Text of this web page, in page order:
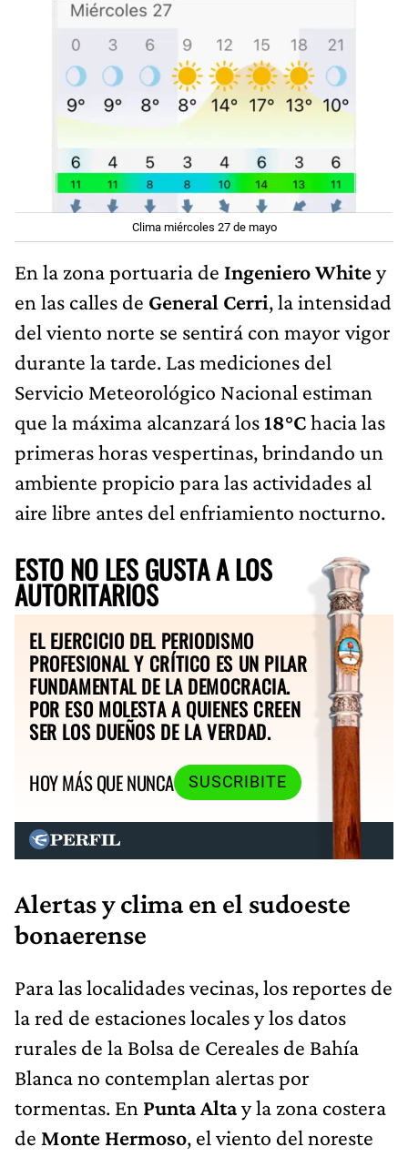
Clima miércoles 27 de mayo
En la zona portuaria de Ingeniero Whitey
en las calles de General Cerri, la intensidad
del viento norte se sentirá con mayor vigor
durante la tarde. Las mediciones del
Servicio Meteorológico Nacional estiman
que la máxima alcanzará los18°Chacia las
primeras horas vespertinas, brindando un
ambiente propicio para las actividades al
aire libre antes del enfriamiento nocturno.
ESTO NO LES GUSTA A LOS
AUTORITARIOS
EL EJERCICIO DEL PERIODISMO
PROFESIONAL Y CRÍTICO ES UN PILAR
FUNDAMENTAL DE LA DEMOCRACIA.
POR ESO MOLESTA A QUIENES CREEN
SER LOS DUEÑOS DE LA VERDAD.
HOY MÁS QUE NUNCA
SUSCRIBITE
Alertas y clima en el sudoeste
bonaerense
Para las localidades vecinas, los reportes de
la red de estaciones locales y los datos
rurales de la Bolsa de Cereales de Bahía
Blanca no contemplan alertas por
tormentas. En Punta Altay la zona costera
de Monte Hermoso, el viento del noreste